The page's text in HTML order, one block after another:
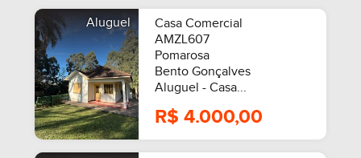
MOBILIADO
Aluguel
Casa Comercial
AMZL607
Pomarosa
Bento Gonçalves
Aluguel - Casa...
R$ 4.000,00